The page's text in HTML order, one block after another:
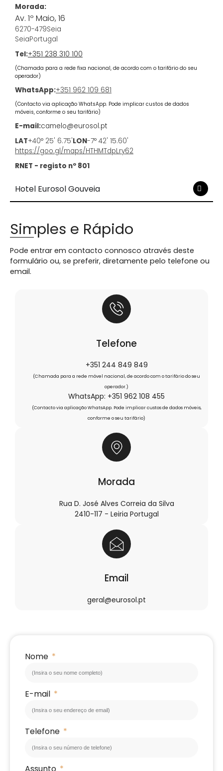
Morada:
Av. 1º Maio, 16
6270-479Seia
SeiaPortugal
Tel:+351 238 310 100
(Chamada para a rede fixa nacional, de acordo com o tarifário do seu
operador)
WhatsApp:+351 962 109 681
(Contacto via aplicação WhatsApp. Pode implicar custos de dados
móveis, conforme o seu tarifário)
E-mail:camelo@eurosol.pt
LAT+40° 25' 6.75'LON-7° 42' 15.60'
https://goo.gl/maps/HTHMTdpLry62
RNET - registo nº 801
Hotel Eurosol Gouveia
Simples e Rápido
Pode entrar em contacto connosco através deste
formulário ou, se preferir, diretamente pelo telefone ou
email.
Telefone
+351 244 849 849
(Chamada para a rede móvel nacional, de acordo com o tarifário do seu
operador.)
WhatsApp: +351 962 108 455
(Contacto via aplicação WhatsApp. Pode implicar custos de dados móveis,
conforme o seu tarifário)
Morada
Rua D. José Alves Correia da Silva
2410-117 - Leiria Portugal
Email
geral@eurosol.pt
Nome
E-mail
Telefone